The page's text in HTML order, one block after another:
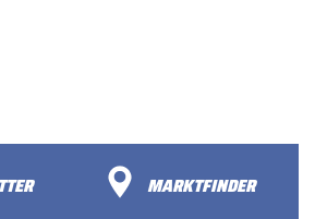
MARKTFINDER